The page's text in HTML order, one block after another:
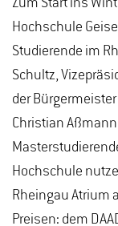
Hochschule
Studierende im
Schultz,
der
Christian
Hochschule
Rheingau Atrium
Preisen: dem